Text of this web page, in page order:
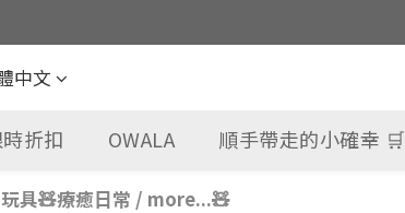
中文
折扣 OWALA 順手帶走的小確幸 🛒
玩具🧸療癒日常 / more...🧸